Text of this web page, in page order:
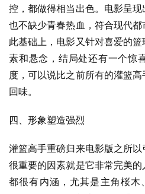
控，都做得相当出色。电影呈
也不缺少青春热血，符合现代
此基础上，电影又针对喜爱的
素和悬念，结局处还有一个惊
度，可以说比之前所有的灌篮
回味。
四、形象塑造强烈
灌篮高手重磅归来电影版之所
很重要的因素就是它非常完美
都很有内涵，尤其是主角桜